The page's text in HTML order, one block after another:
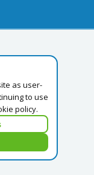
as user-
to use
policy.